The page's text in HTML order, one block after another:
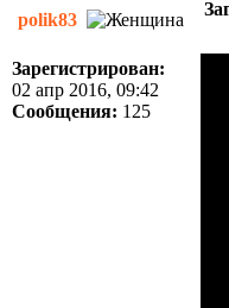
polik83
Зарегистрирован:
02 апр 2016, 09:42
Сообщения: 125